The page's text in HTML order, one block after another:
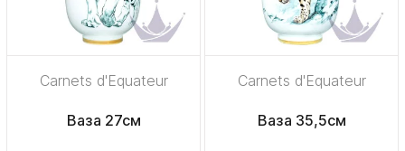
Carnets d'Еquateur
Ваза 27см
Carnets d'Еquateur
Ваза 35,5см